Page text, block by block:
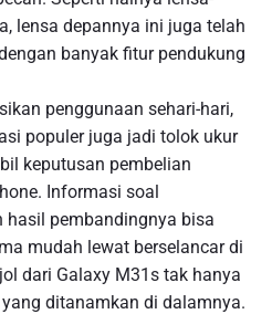
lensa depannya ini juga telah
banyak fitur pendukung
penggunaan sehari-hari,
populer juga jadi tolok ukur
keputusan pembelian
Informasi soal
hasil pembandingnya bisa
mudah lewat berselancar di
dari Galaxy M31s tak hanya
ditanamkan di dalamnya.